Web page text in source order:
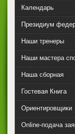
Календарь
Президиум
Наши тренеры
Наши мастера
Наша сборная
Гостевая Книга
Ориентировщики
Online-подача